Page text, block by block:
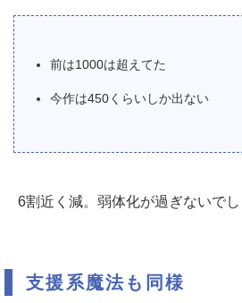
前は1000は超えてた
今作は450くらいしか出ない
6割近く減。弱体化が過ぎないでし
支援系魔法も同様